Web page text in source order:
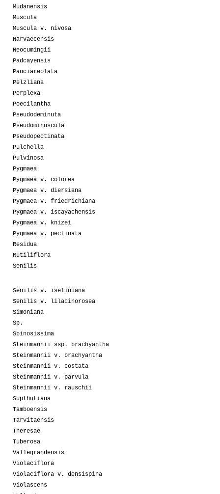
Mudanensis
Muscula
Muscula v. nivosa
Narvaecensis
Neocumingii
Padcayensis
Pauciareolata
Pelzliana
Perplexa
Poecilantha
Pseudodeminuta
Pseudominuscula
Pseudopectinata
Pulchella
Pulvinosa
Pygmaea
Pygmaea v. colorea
Pygmaea v. diersiana
Pygmaea v. friedrichiana
Pygmaea v. iscayachensis
Pygmaea v. knizei
Pygmaea v. pectinata
Residua
Rutiliflora
Senilis
Senilis v. iseliniana
Senilis v. lilacinorosea
Simoniana
Sp.
Spinosissima
Steinmannii ssp. brachyantha
Steinmannii v. brachyantha
Steinmannii v. costata
Steinmannii v. parvula
Steinmannii v. rauschii
Supthutiana
Tamboensis
Tarvitaensis
Theresae
Tuberosa
Vallegrandensis
Violaciflora
Violaciflora v. densispina
Violascens